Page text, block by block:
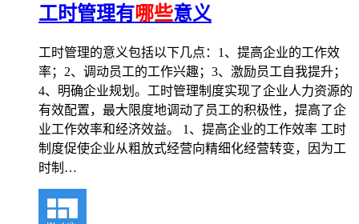
工时管理有哪些意义
工时管理的意义包括以下几点：1、提高企业的工作效
率；2、调动员工的工作兴趣；3、激励员工自我提升；
4、明确企业规划。工时管理制度实现了企业人力资源的
有效配置，最大限度地调动了员工的积极性，提高了企
业工作效率和经济效益。 1、提高企业的工作效率 工时
制度促使企业从粗放式经营向精细化经营转变，因为工
时制…